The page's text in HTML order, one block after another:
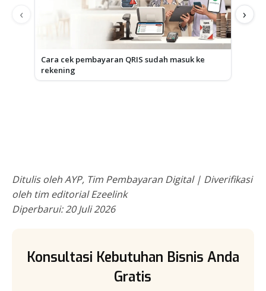
‹ ›
Cara cek pembayaran QRIS sudah masuk ke
rekening
Ditulis oleh AYP, Tim Pembayaran Digital | Diverifikasi
oleh tim editorial Ezeelink
Diperbarui: 20 Juli 2026
Konsultasi Kebutuhan Bisnis Anda
Gratis